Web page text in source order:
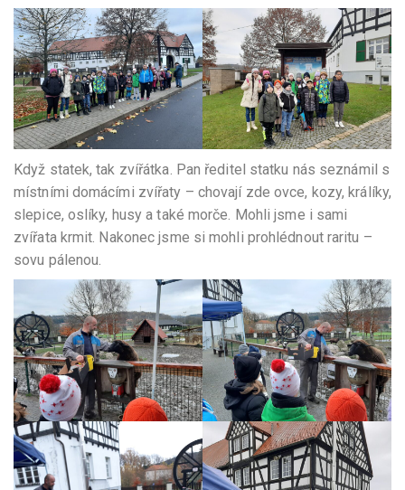
Když statek, tak zvířátka. Pan ředitel statku nás seznámil s
místními domácími zvířaty – chovají zde ovce, kozy, králíky,
slepice, oslíky, husy a také morče. Mohli jsme i sami
zvířata krmit. Nakonec jsme si mohli prohlédnout raritu –
sovu pálenou.